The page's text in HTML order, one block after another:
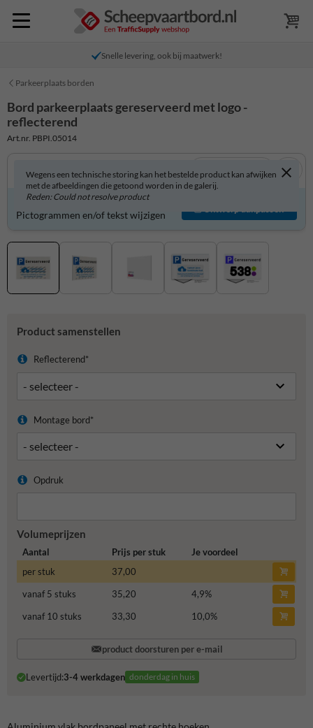
Snelle levering, ook bij maatwerk!
Parkeerplaats borden
Bord parkeerplaats gereserveerd met logo -
reflecterend
Art.nr. PBPI.05014
Wegens een technische storing kan het bestelde product kan afwijken
met de afbeeldingen die getoond worden in de galerij.
Reden: Could not resolve product
Bekijk in 3D
Bord zelf aanpassen?
Pictogrammen en/of tekst wijzigen
Ontwerp aanpassen
Product samenstellen
Reflecterend*
Montage bord*
Opdruk
Volumeprijzen
Aantal Prijs per stuk
Je voordeel
per stuk
37,00
vanaf 5 stuks
35,20 4,9%
vanaf 10 stuks
33,30 10,0%
product doorsturen per e-mail
Levertijd:3-4 werkdagen donderdag in huis